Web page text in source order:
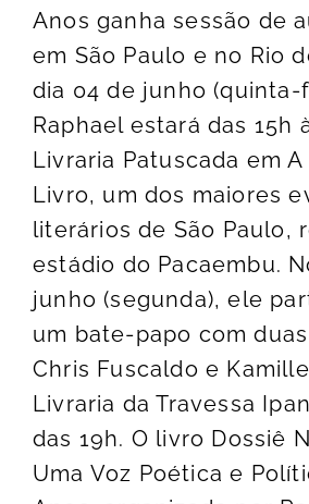
Anos ganha sessão de
em São Paulo e no Rio
dia 04 de junho (quinta-
Raphael estará das 15h
Livraria Patuscada em A
Livro, um dos maiores
literários de São Paulo,
estádio do Pacaembu.
junho (segunda), ele
um bate-papo com
Chris Fuscaldo e
Livraria da Travessa
das 19h. O livro Dossiê
Uma Voz Poética e